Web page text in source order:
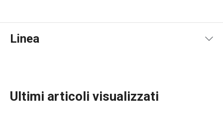
Linea
Ultimi articoli visualizzati